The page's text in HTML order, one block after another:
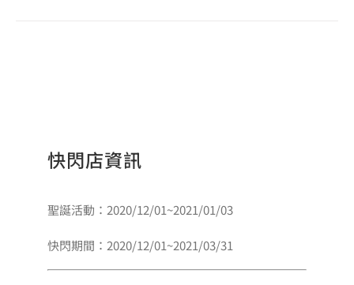
快閃店資訊
聖誕活動：2020/12/01~2021/01/03
快閃期間：2020/12/01~2021/03/31